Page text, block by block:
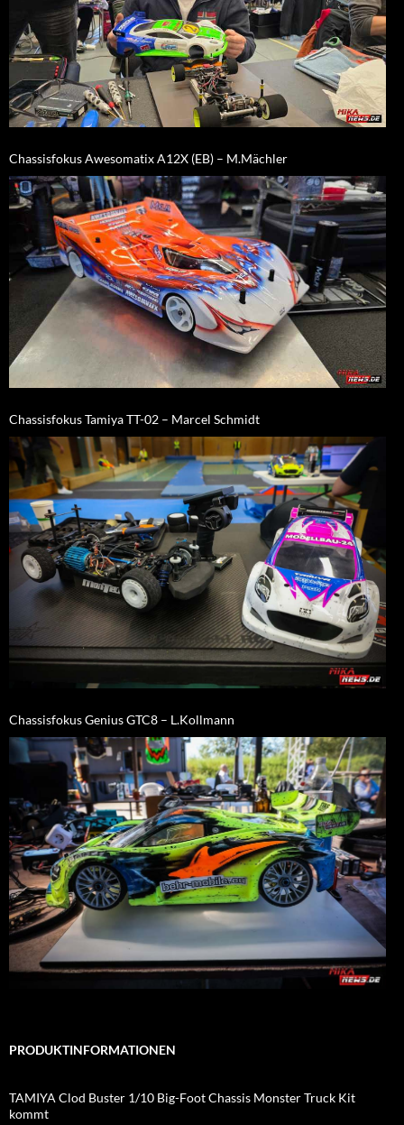
Chassisfokus Awesomatix A12X (EB) – M.Mächler
Chassisfokus Tamiya TT-02 – Marcel Schmidt
Chassisfokus Genius GTC8 – L.Kollmann
PRODUKTINFORMATIONEN
TAMIYA Clod Buster 1/10 Big-Foot Chassis Monster Truck Kit
kommt